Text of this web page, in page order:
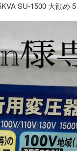
SU-1500 大勧め